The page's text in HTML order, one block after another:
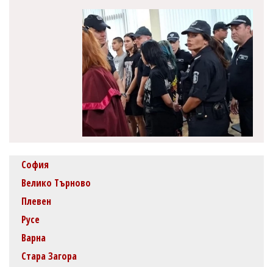
София
Велико Търново
Плевен
Русе
Варна
Стара Загора